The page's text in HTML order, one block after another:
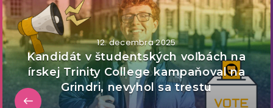
12. decembra 2025
Kandidát v študentských voľbách na
írskej Trinity College kampaňoval na
Grindri, nevyhol sa trestu